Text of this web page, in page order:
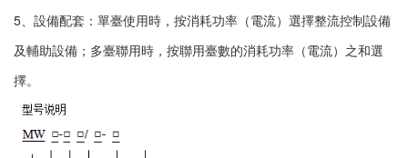
5、設備配套：單臺使用時，按消耗功率（電流）選擇整流控制設備
及輔助設備；多臺聯用時，按聯用臺數的消耗功率（電流）之和選
擇。